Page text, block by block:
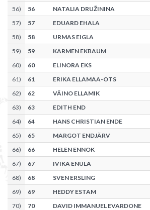
56) 56 NATALIA DRUŽININA
57) 57 EDUARD EHALA
58) 58 URMAS EIGLA
59) 59 KARMEN EKBAUM
60) 60 ELINORA EKS
61) 61 ERIKA ELLAMAA-OTS
62) 62 VÄINO ELLAMIK
63) 63 EDITH END
64) 64 HANS CHRISTIAN ENDE
65) 65 MARGOT ENDJÄRV
66) 66 HELEN ENNOK
67) 67 IVIKA ENULA
68) 68 SVEN ERSLING
69) 69 HEDDY ESTAM
70) 70 DAVID IMMANUEL EVARDONE